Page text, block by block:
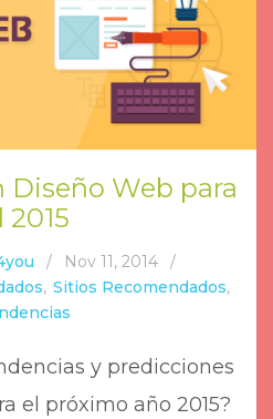
Diseño Web para
2015
/ Nov 11, 2014
/
, Sitios Recomendados,
y predicciones
el próximo año 2015?